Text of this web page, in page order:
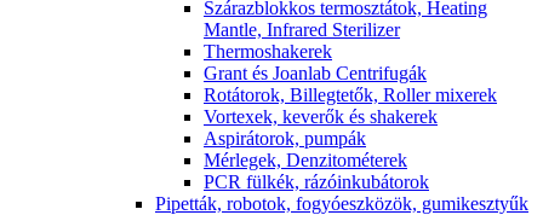
Szárazblokkos termosztátok, Heating
Mantle, Infrared Sterilizer
Thermoshakerek
Grant és Joanlab Centrifugák
Rotátorok, Billegtetők, Roller mixerek
Vortexek, keverők és shakerek
Aspirátorok, pumpák
Mérlegek, Denzitométerek
PCR fülkék, rázóinkubátorok
Pipetták, robotok, fogyóeszközök, gumikesztyűk